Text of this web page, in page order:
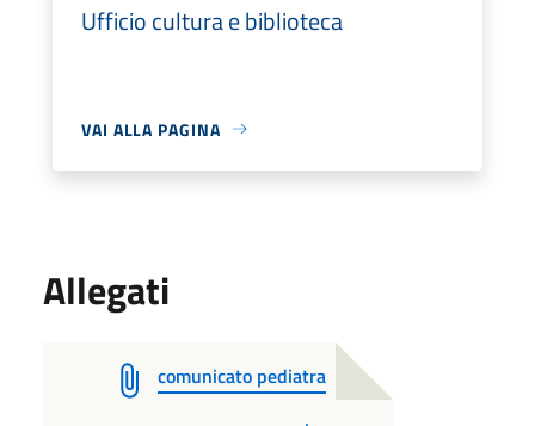
Ufficio cultura e biblioteca
VAI ALLA PAGINA
Allegati
comunicato pediatra